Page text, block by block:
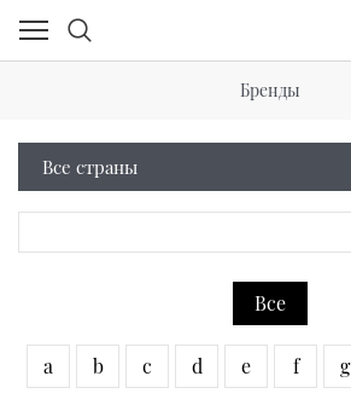
Бренды
Все
a b c d e f g